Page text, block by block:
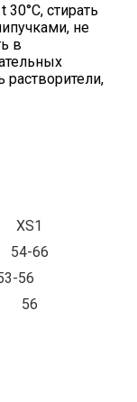
30°С, стирать
не
в
растворители,
XS1
54-66
56
56